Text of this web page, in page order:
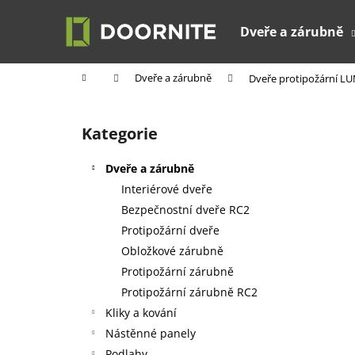
Dveře a zárubně
Domů Dveře a zárubně Dveře protipožární
Přeskočit
kategorie
Kategorie
Dveře a zárubně
Interiérové dveře
Bezpečnostní dveře RC2
Protipožární dveře
Obložkové zárubně
Protipožární zárubně
Protipožární zárubně RC2
Kliky a kování
Nástěnné panely
í
Zpět
do
Zpět
do